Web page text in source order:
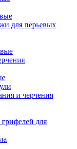
для перьевых
и черчения
для